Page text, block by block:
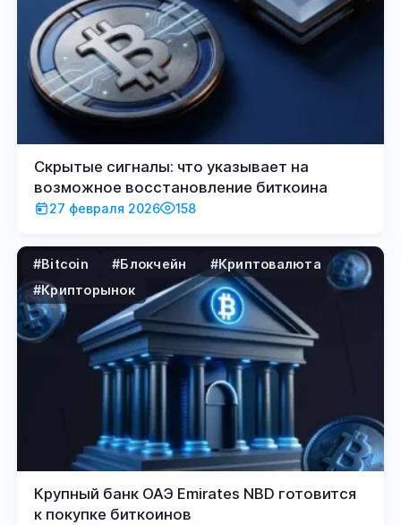
27 февраля 2026 158
Скрытые сигналы: что указывает на
возможное восстановление биткоина
#Bitcoin #Блокчейн
#Криптовалюта
#Крипторынок
Крупный банк ОАЭ Emirates NBD готовится
к покупке биткоинов